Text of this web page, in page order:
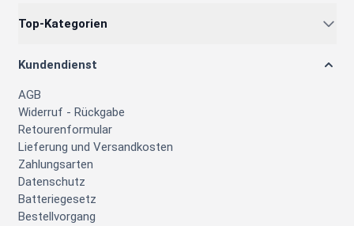
Top-Kategorien
Kundendienst
AGB
Widerruf - Rückgabe
Retourenformular
Lieferung und Versandkosten
Zahlungsarten
Datenschutz
Batteriegesetz
Bestellvorgang